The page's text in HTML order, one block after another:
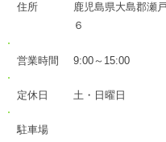
住所
鹿児島県大島郡瀬
６
営業時間 9:00～15:00
定休日 土・日曜日
駐車場